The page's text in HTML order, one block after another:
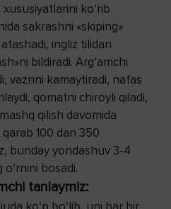
xususiyatlarini ko‘rib
sakrashni «skiping»
ingliz tilidan
bildiradi. Arg‘amchi
vaznni kamaytiradi, nafas
qomatni chiroyli qiladi,
qilish davomida
100 dan 350
bunday yondashuv 3-4
bosadi.
tanlaymiz: